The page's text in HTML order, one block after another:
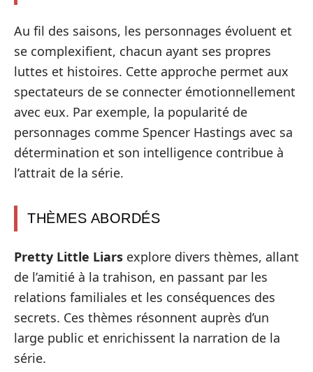
Au fil des saisons, les personnages évoluent et
se complexifient, chacun ayant ses propres
luttes et histoires. Cette approche permet aux
spectateurs de se connecter émotionnellement
avec eux. Par exemple, la popularité de
personnages comme Spencer Hastings avec sa
détermination et son intelligence contribue à
l’attrait de la série.
THÈMES ABORDÉS
Pretty Little Liars explore divers thèmes, allant
de l’amitié à la trahison, en passant par les
relations familiales et les conséquences des
secrets. Ces thèmes résonnent auprès d’un
large public et enrichissent la narration de la
série.